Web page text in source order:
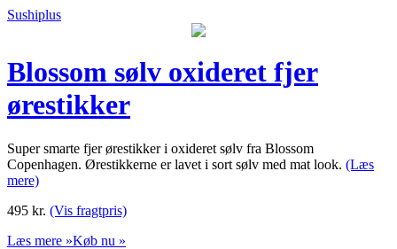
Sushiplus
Blossom sølv oxideret fjer
ørestikker
Super smarte fjer ørestikker i oxideret sølv fra Blossom
Copenhagen. Ørestikkerne er lavet i sort sølv med mat look. (Læs
mere)
495 kr. (Vis fragtpris)
Læs mere »Køb nu »